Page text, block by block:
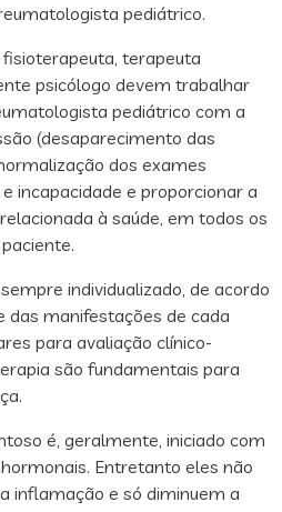
pediátrico.
terapeuta
psicólogo devem trabalhar
pediátrico com a
(desaparecimento das
dos exames
incapacidade e proporcionar a
à saúde, em todos os
individualizado, de acordo
das manifestações de cada
para avaliação clínico-
são fundamentais para
é, geralmente, iniciado com
Entretanto eles não
inflamação e só diminuem a